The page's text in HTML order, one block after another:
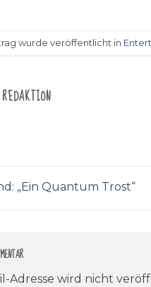
wurde veröffentlicht in
REDAKTION
„Ein Quantum Trost“
Adresse wird nicht